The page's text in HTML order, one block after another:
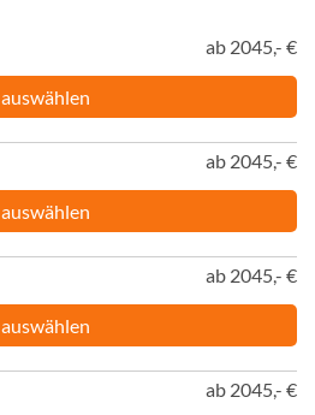
ab 2045,- €
auswählen
ab 2045,- €
auswählen
ab 2045,- €
auswählen
ab 2045,- €